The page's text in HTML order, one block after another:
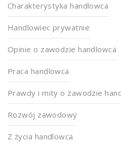
Charakterystyka handlowca
Handlowiec prywatnie
Opinie o zawodzie handlowca
Praca handlowca
Prawdy i mity o zawodzie
Rozwój zawodowy
Z życia handlowca